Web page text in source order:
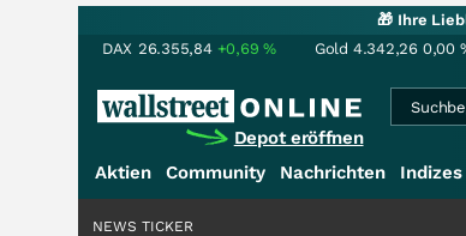
🎁 Ihre
DAX 26.355,84 +0,69% Gold 4.342,26 0,00
Depot eröffnen
Aktien Community Nachrichten Indizes
NEWS TICKER